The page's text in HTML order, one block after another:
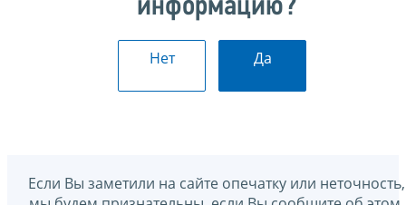
информацию?
Нет Да
Если Вы заметили на сайте опечатку или неточность,